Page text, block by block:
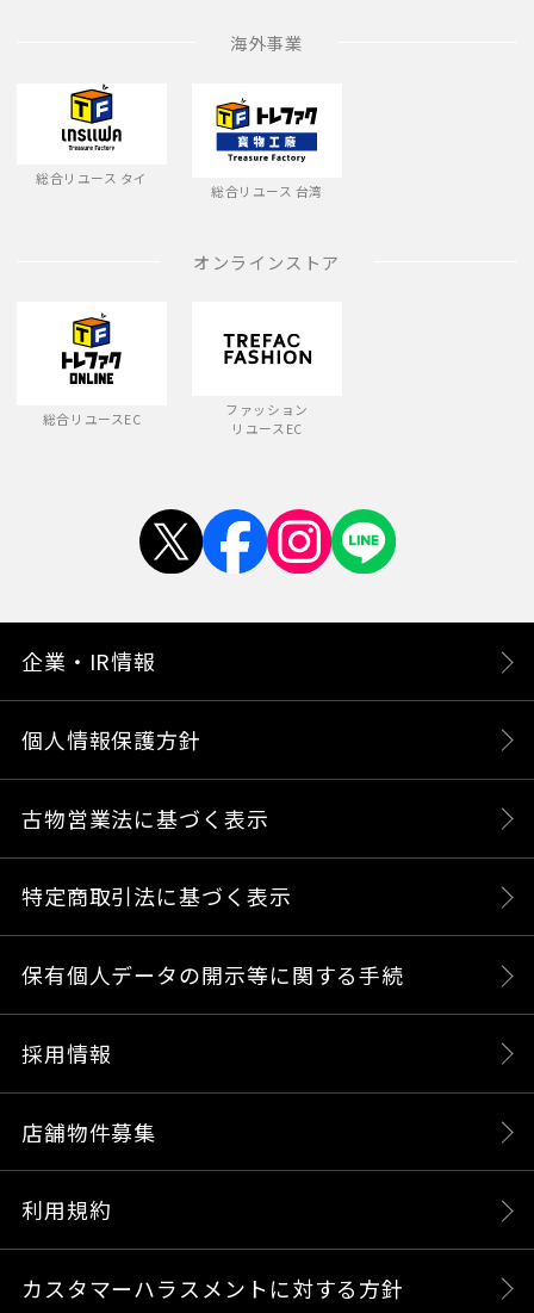
海外事業
総合リユース タイ
総合リユース 台湾
オンラインストア
総合リユースEC
ファッション
リユースEC
企業・IR情報
個人情報保護方針
古物営業法に基づく表示
特定商取引法に基づく表示
保有個人データの開示等に関する手続
採用情報
店舗物件募集
利用規約
カスタマーハラスメントに対する方針